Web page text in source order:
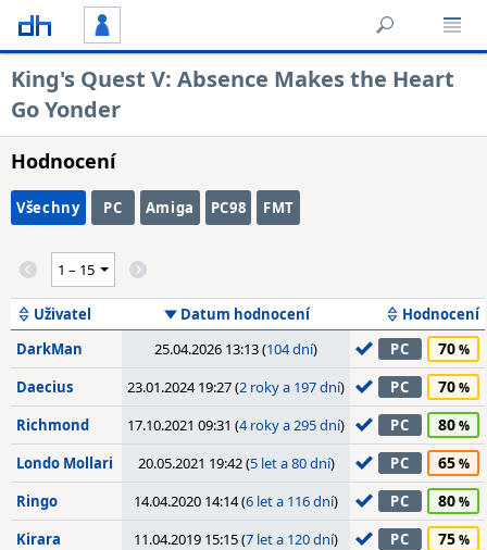
King's Quest V: Absence Makes the Heart
Go Yonder
Hodnocení
Všechny PC Amiga PC98 FMT
Uživatel Datum hodnocení
Hodnocení
DarkMan
25.04.2026 13:13 (104 dní) PC 70
Daecius 23.01.2024 19:27 (2 roky a 197 dní) PC 70
Richmond 17.10.2021 09:31 (4 roky a 295 dní) PC 80
Londo Mollari 20.05.2021 19:42 (5 let a 80 dní) PC 65
Ringo 14.04.2020 14:14 (6 let a 116 dní) PC 80
Kirara 11.04.2019 15:15 (7 let a 120 dní) PC 75